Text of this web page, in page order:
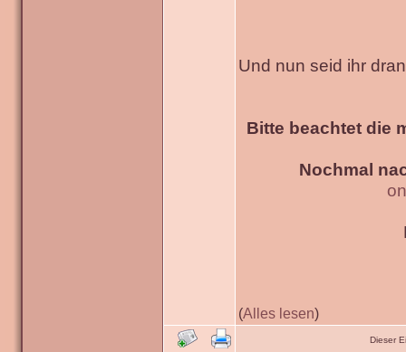
Und nun seid ihr
Bitte beachtet die
Nochmal
(Alles lesen)
Dieser